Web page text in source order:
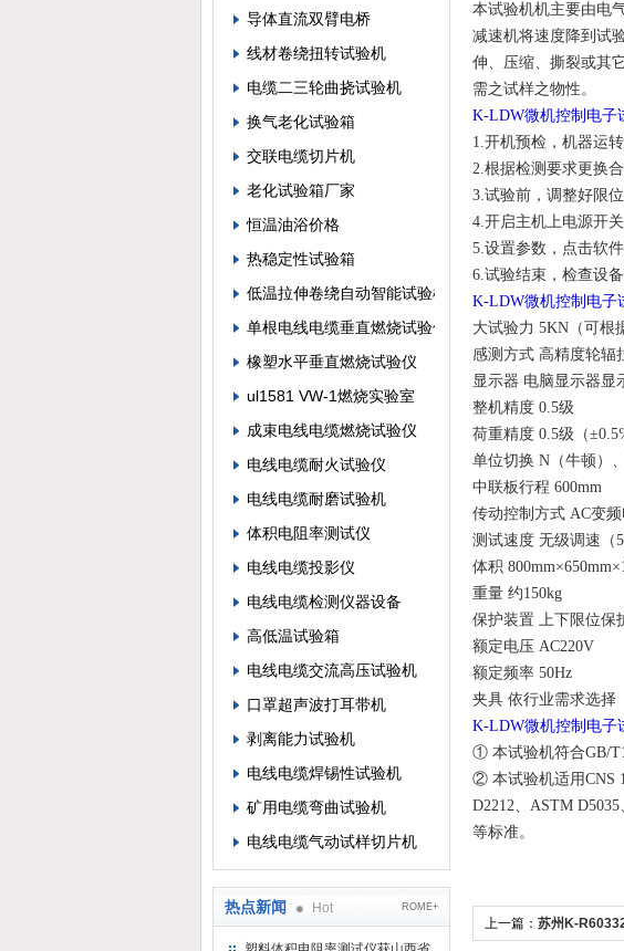
导体直流双臂电桥
线材卷绕扭转试验机
电缆二三轮曲挠试验机
换气老化试验箱
交联电缆切片机
老化试验箱厂家
恒温油浴价格
热稳定性试验箱
低温拉伸卷绕自动智能试验机
单根电线电缆垂直燃烧试验仪
橡塑水平垂直燃烧试验仪
ul1581 VW-1燃烧实验室
成束电线电缆燃烧试验仪
电线电缆耐火试验仪
电线电缆耐磨试验机
体积电阻率测试仪
电线电缆投影仪
电线电缆检测仪器设备
高低温试验箱
电线电缆交流高压试验机
口罩超声波打耳带机
剥离能力试验机
电线电缆焊锡性试验机
矿用电缆弯曲试验机
电线电缆气动试样切片机
热点新闻 Hot ROME+
本试验机机主要由电
减速机将速度降到试
伸、压缩、撕裂或其
需之试样之物性。
K-LDW微机控制电子
1.开机预检，机器运转
2.根据检测要求更换合
3.试验前，调整好限位
4.开启主机上电源开
5.设置参数，点击软
6.试验结束，检查设
K-LDW微机控制电子
大试验力 5KN（可
感测方式 高精度轮辐
显示器 电脑显示器显
整机精度 0.5级
荷重精度 0.5级（
单位切换 N（牛顿）
中联板行程 600mm
传动控制方式 AC变
测试速度 无级调速（
体积
重量 约150kg
保护装置 上下限位保
额定电压 AC220V
额定频率 50Hz
夹具 依行业需求选择
K-LDW微机控制电子
① 本试验机符合GB/
② 本试验机适用CNS
D2212、ASTM
等标准。
上一篇： 苏州K-